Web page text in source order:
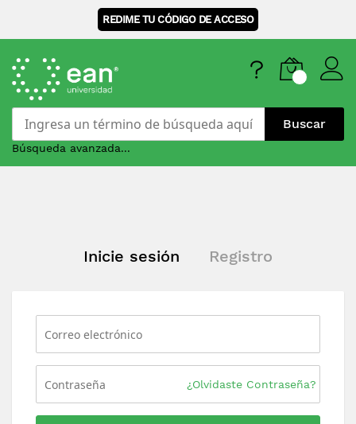
REDIME TU CÓDIGO DE ACCESO
Buscar
Búsqueda avanzada...
Inicie sesión Registro
¿Olvidaste Contraseña?